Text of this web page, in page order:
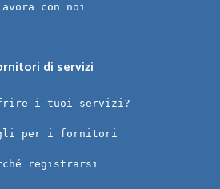
con noi
di servizi
i tuoi servizi?
per i fornitori
registrarsi